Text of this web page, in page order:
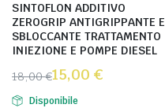
SINTOFLON ADDITIVO
ZEROGRIP ANTIGRIPPANTE E
SBLOCCANTE TRATTAMENTO
INIEZIONE E POMPE DIESEL
18,00€15,00 €
Disponibile